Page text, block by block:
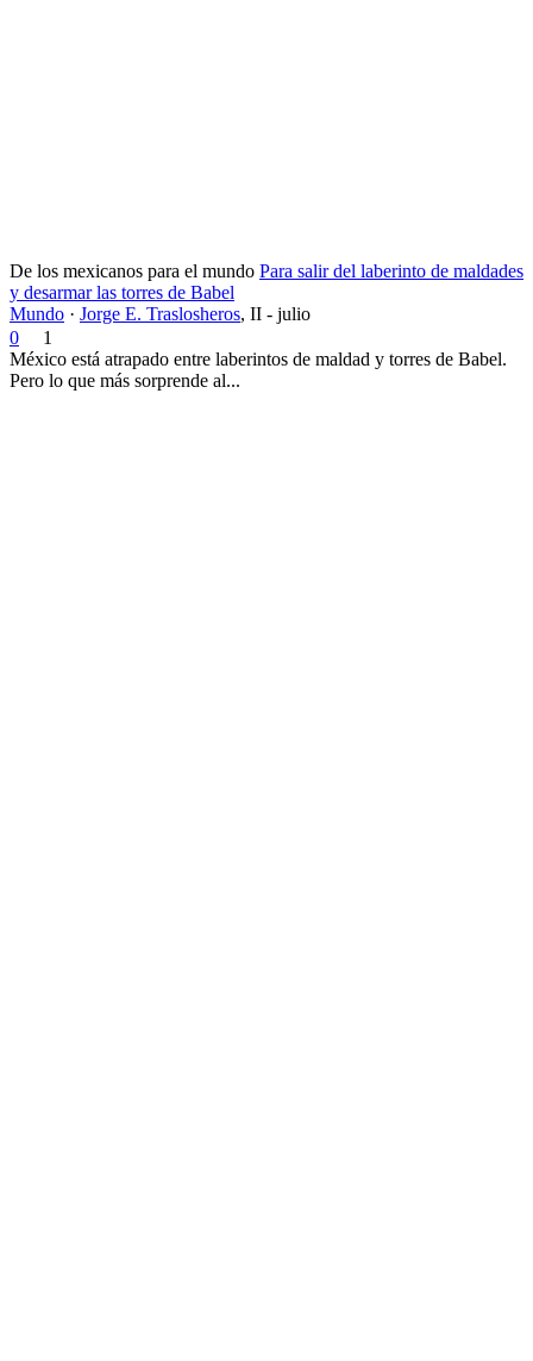
De los mexicanos para el mundo Para salir del laberinto de maldades
y desarmar las torres de Babel
Mundo · Jorge E. Traslosheros, II - julio
0
1
México está atrapado entre laberintos de maldad y torres de Babel.
Pero lo que más sorprende al...